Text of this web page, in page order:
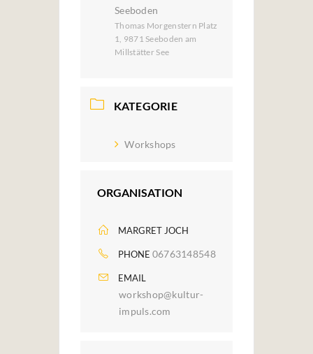
Seeboden
Thomas Morgenstern Platz
1, 9871 Seeboden am
Millstätter See
KATEGORIE
Workshops
ORGANISATION
MARGRET JOCH
PHONE 06763148548
EMAIL
workshop@kultur-
impuls.com